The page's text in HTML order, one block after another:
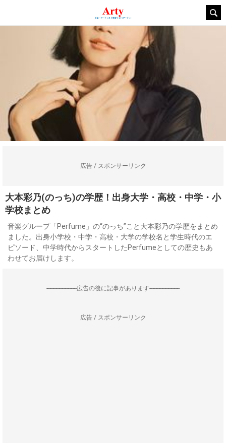
広告 / スポンサーリンク
大本彩乃(のっち)の学歴！出身大学・高校・中学・小
学校まとめ
音楽グループ「Perfume」の“のっち”こと大本彩乃の学歴をまとめ
ました。出身小学校・中学・高校・大学の学校名と学生時代のエ
ピソード、中学時代からスタートしたPerfumeとしての歴史もあ
わせてお届けします。
--------------------広告の後に記事があります--------------------
広告 / スポンサーリンク